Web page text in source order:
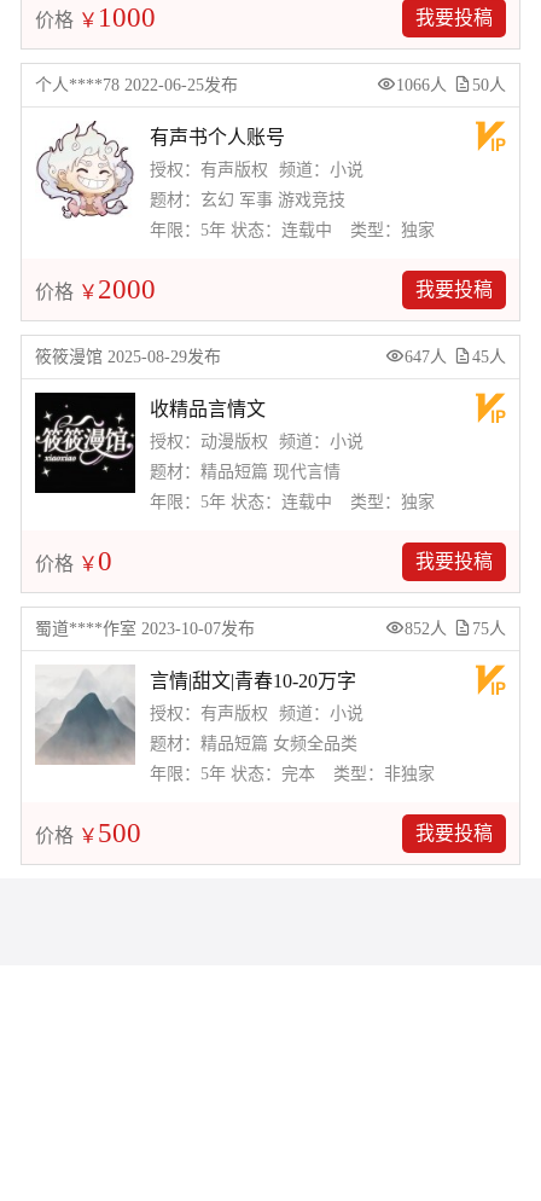
价格 ￥ 1000 我要投稿
个人****78 2022-06-25发布 1066人 50人
有声书个人账号
授权：有声版权
频道：小说
题材：玄幻 军事 游戏竞技
年限：5年 状态：连载中 类型：独家
价格 ￥ 2000 我要投稿
筱筱漫馆 2025-08-29发布 647人 45人
收精品言情文
授权：动漫版权
频道：小说
题材：精品短篇 现代言情
年限：5年 状态：连载中 类型：独家
价格 ￥0 我要投稿
蜀道****作室 2023-10-07发布 852人 75人
言情|甜文|青春10-20万字
授权：有声版权
频道：小说
题材：精品短篇 女频全品类
年限：5年 状态：完本 类型：非独家
价格 ￥ 500 我要投稿